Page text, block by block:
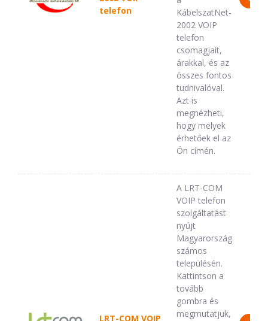
telefon
KábelszatNet-
2002 VOIP
telefon
csomagjait,
árakkal, és az
összes fontos
tudnivalóval.
Azt is
megnézheti,
hogy melyek
érhetőek el az
Ön címén.
LRT-COM VOIP
A LRT-COM
VOIP telefon
szolgáltatást
nyújt
Magyarország
számos
településén.
Kattintson a
tovább
gombra és
megmutatjuk,